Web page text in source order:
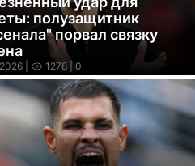
полузащитник
порвал связку
| 1278 | 0